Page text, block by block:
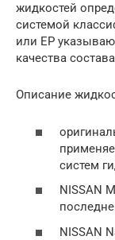
жидкостей
системой
или ЕР
качества
Описание
систем
NISSAN
NISSAN